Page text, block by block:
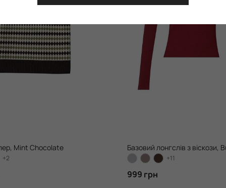
Mint Chocolate
+2
Базовий лонгслів з віскози,
+11
999 грн